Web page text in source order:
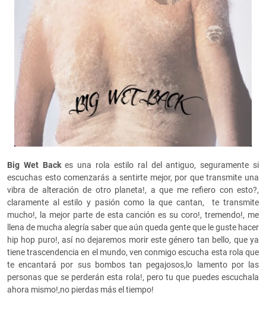
Big Wet Backes una rola estilo ral del antiguo, seguramente si
escuchas esto comenzarás a sentirte mejor, por que transmite una
vibra de alteración de otro planeta!, a que me refiero con esto?,
claramente al estilo y pasión como la que cantan, te transmite
mucho!, la mejor parte de esta canción es su coro!, tremendo!, me
llena de mucha alegría saber que aún queda gente que le guste hacer
hip hop puro!, así no dejaremos morir este género tan bello, que ya
tiene trascendencia en el mundo, ven conmigo escucha esta rola que
te encantará por sus bombos tan pegajosos,lo lamento por las
personas que se perderán esta rola!, pero tu que puedes escuchala
ahora mismo!,no pierdas más el tiempo!